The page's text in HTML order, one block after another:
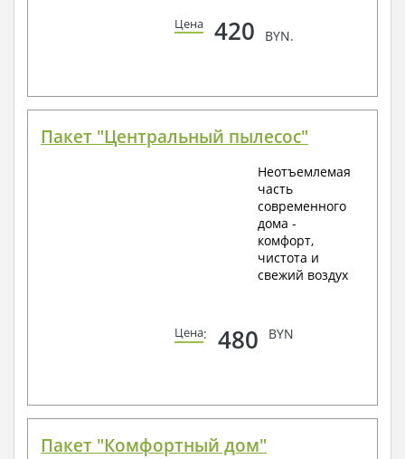
Цена 420 BYN.
Пакет "Центральный пылесос"
Неотъемлемая
часть
современного
дома -
комфорт,
чистота и
свежий воздух
Цена: 480 BYN
Пакет "Комфортный дом"